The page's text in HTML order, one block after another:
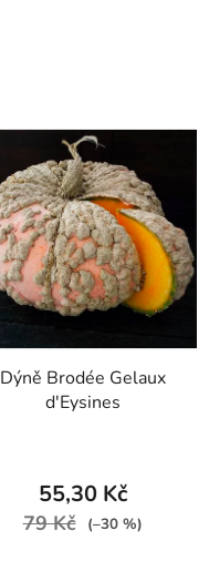
Dýně Brodée Gelaux
d'Eysines
55,30 Kč
79 Kč (–30 %)